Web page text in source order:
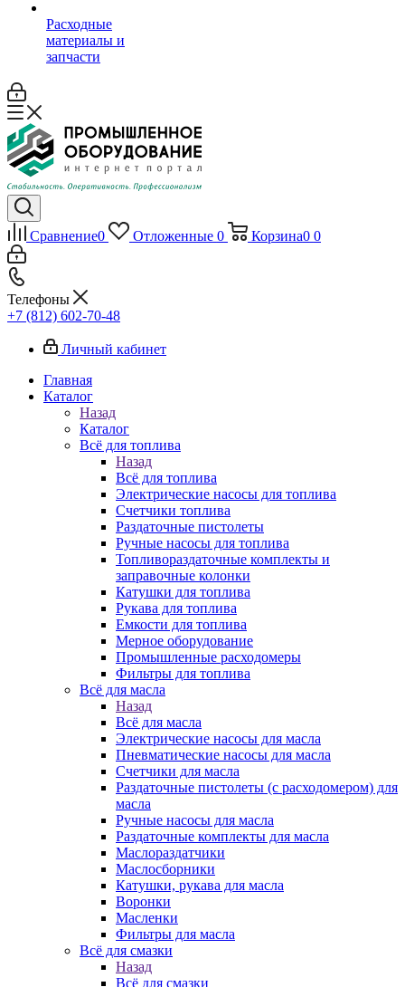
Расходные
материалы и
запчасти
Сравнение0 Отложенные 0 Корзина0 0
Телефоны
+7 (812) 602-70-48
Личный кабинет
Главная
Каталог
Назад
Каталог
Всё для топлива
Назад
Всё для топлива
Электрические насосы для топлива
Счетчики топлива
Раздаточные пистолеты
Ручные насосы для топлива
Топливораздаточные комплекты и
заправочные колонки
Катушки для топлива
Рукава для топлива
Емкости для топлива
Мерное оборудование
Промышленные расходомеры
Фильтры для топлива
Всё для масла
Назад
Всё для масла
Электрические насосы для масла
Пневматические насосы для масла
Счетчики для масла
Раздаточные пистолеты (с расходомером) для
масла
Ручные насосы для масла
Раздаточные комплекты для масла
Маслораздатчики
Маслосборники
Катушки, рукава для масла
Воронки
Масленки
Фильтры для масла
Всё для смазки
Назад
Всё для смазки